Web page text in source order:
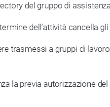
del gruppo di
dell’attività cancella
trasmessi a gruppi di
la previa autorizzazione